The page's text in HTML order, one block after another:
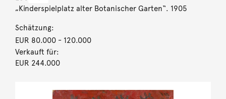
„Kinderspielplatz alter Botanischer Garten“. 1905
Schätzung:
EUR 80.000- 120.000
Verkauft für:
EUR 244.000